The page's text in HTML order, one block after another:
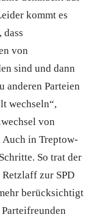
kommt es
von
sind und dann
anderen Parteien
wechseln“,
von
in Treptow-
So trat der
zur SPD
berücksichtigt